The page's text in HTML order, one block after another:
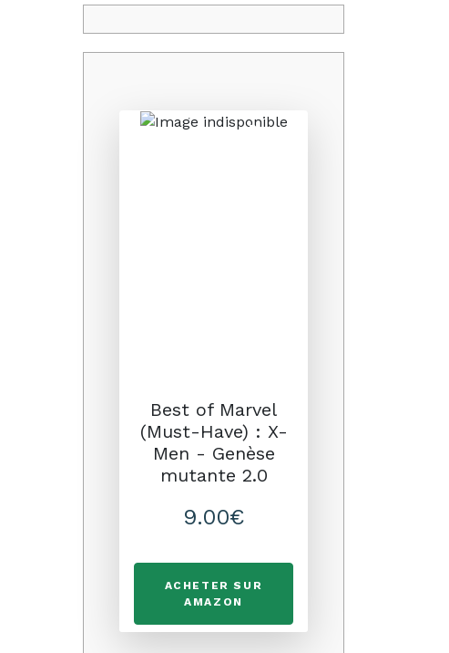
Promo
Best of Marvel
(Must-Have) : X-
Men - Genèse
mutante 2.0
9.00€
ACHETER SUR
AMAZON